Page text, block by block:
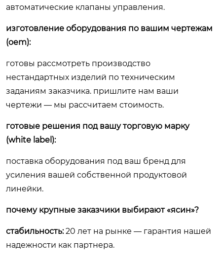
автоматические клапаны управления.
изготовление оборудования по вашим чертежам
(oem):
готовы рассмотреть производство
нестандартных изделий по техническим
заданиям заказчика. пришлите нам ваши
чертежи — мы рассчитаем стоимость.
готовые решения под вашу торговую марку
(white label):
поставка оборудования под ваш бренд для
усиления вашей собственной продуктовой
линейки.
почему крупные заказчики выбирают «ясин»?
стабильность:20 лет на рынке — гарантия нашей
надежности как партнера.